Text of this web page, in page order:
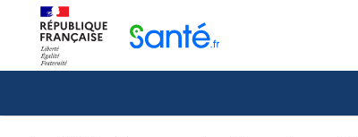
Panneau de gestion des cookies